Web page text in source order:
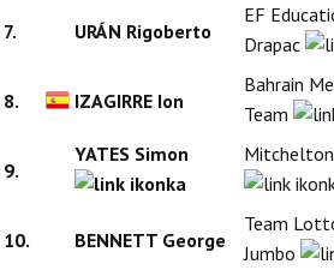
7. URÁN Rigoberto
EF
Drapac
8. IZAGIRRE Ion
Bahrain
Team
9.
YATES Simon
10. BENNETT George
Team
Jumbo